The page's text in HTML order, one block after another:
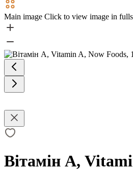
Main image Click to view image in
Вітамін А,